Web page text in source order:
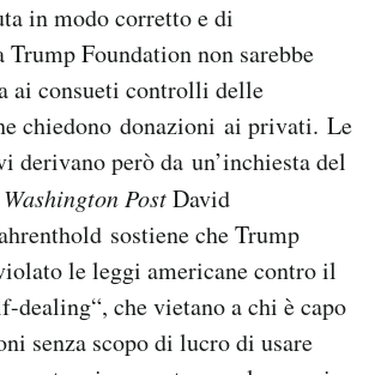
in modo corretto e di
Trump Foundation non sarebbe
ai consueti controlli delle
chiedono donazioni ai privati. Le
derivano però da un’inchiesta del
Washington PostDavid
sostiene che Trump
le leggi americane contro il
dealing“, che vietano a chi è capo
senza scopo di lucro di usare